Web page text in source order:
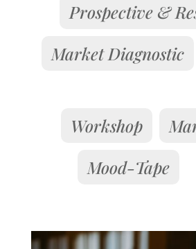
Prospective &
Market Diagnostic
Workshop
Mood-Tape